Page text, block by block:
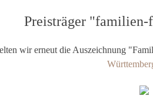
Preisträger "familien-
wir erneut die Auszeichnung